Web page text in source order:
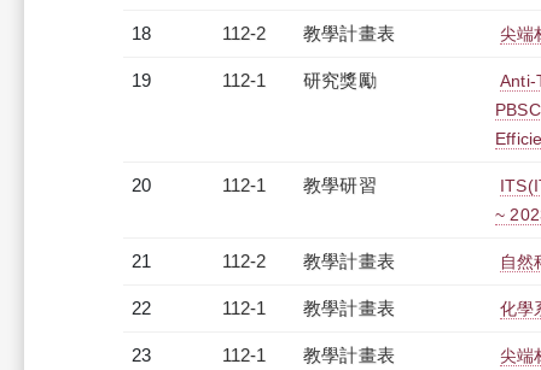
18 112-2 教學計畫表 尖端
19 112-1 研究獎勵
Anti-
20 112-1 教學研習
~
21 112-2 教學計畫表 自然
22 112-1 教學計畫表 化學
23 112-1 教學計畫表 尖端